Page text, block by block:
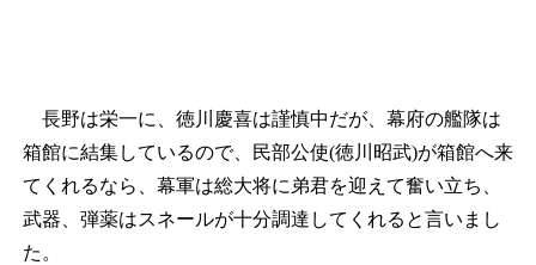
長野は栄一に、徳川慶喜は謹慎中だが、幕府の艦隊は
箱館に結集しているので、民部公使(徳川昭武)が箱館へ来
てくれるなら、幕軍は総大将に弟君を迎えて奮い立ち、
武器、弾薬はスネールが十分調達してくれると言いまし
た。